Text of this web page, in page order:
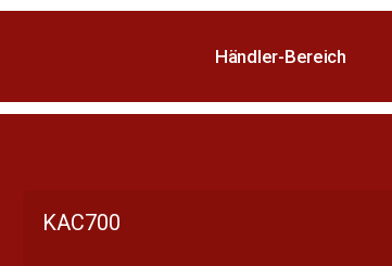
Händler-Bereich
KAC700